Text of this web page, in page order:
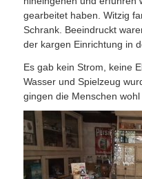
gearbeitet haben. Witzig
Schrank. Beeindruckt
der kargen Einrichtung in
Es gab kein Strom, keine
Wasser und Spielzeug
gingen die Menschen